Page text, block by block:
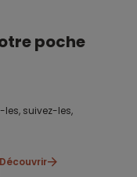
poche
les, suivez-les,
Découvrir